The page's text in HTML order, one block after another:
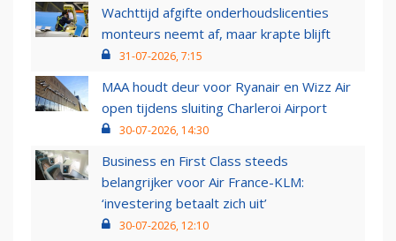
Wachttijd afgifte onderhoudslicenties
monteurs neemt af, maar krapte blijft
31-07-2026, 7:15
MAA houdt deur voor Ryanair en Wizz Air
open tijdens sluiting Charleroi Airport
30-07-2026, 14:30
Business en First Class steeds
belangrijker voor Air France-KLM:
‘investering betaalt zich uit’
30-07-2026, 12:10